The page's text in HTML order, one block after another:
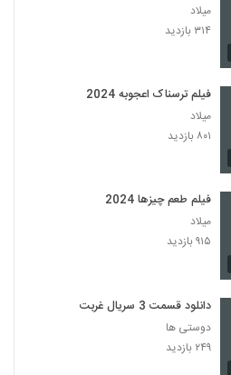
میلاد
۳۱۴ بازدید
فیلم ترسناک اعجوبه 2024
میلاد
۸۰۱ بازدید
فیلم طعم چیزها 2024
میلاد
۹۱۵ بازدید
دانلود قسمت 3 سریال غربت
دوستی ها
۲۴۹ بازدید